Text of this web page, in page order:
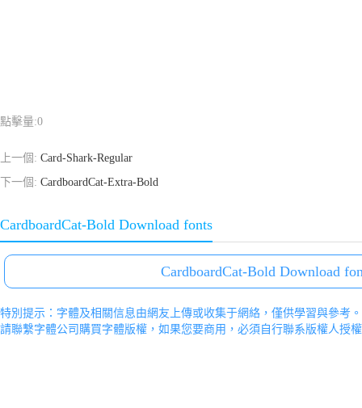
點擊量:0
上一個: Card-Shark-Regular
下一個: CardboardCat-Extra-Bold
CardboardCat-Bold Download fonts
CardboardCat-Bold Download
特別提示：字體及相關信息由網友上傳或收集于網絡，僅供學習與參考
請聯繫字體公司購買字體版權，如果您要商用，必須自行聯系版權人授